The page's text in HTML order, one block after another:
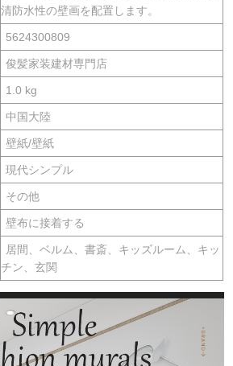
清防水性の壁画を配置します。
5624300809
俊髪家装建材専門店
1.0 kg
中国大陸
壁紙/壁紙
現代シンプル
その他
壁布に接着する
居間、ベルム、書斎、キッズルーム、キッ
チン、玄関